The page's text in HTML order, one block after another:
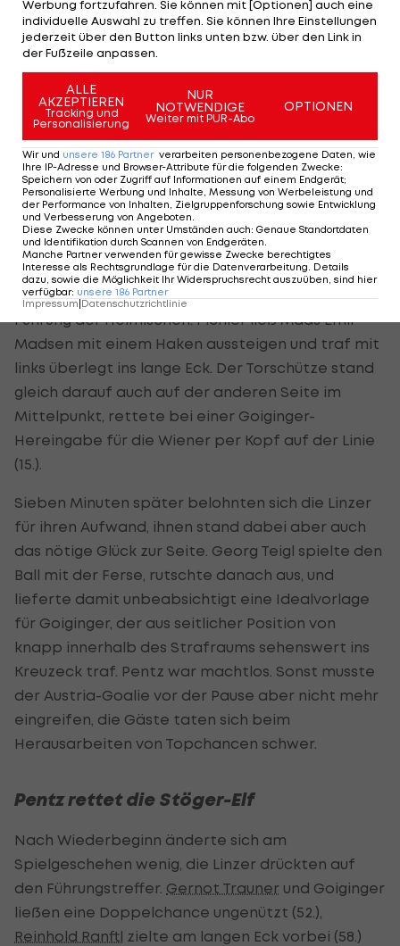
James Holland.
Traumtor von Goiginger
Nach einer Gedenkminute für den verstorbenen
Ex-ÖFB-Teamchefs Otto Baric nahm die Partie
grundsätzlich den erwarteten Lauf. Die
Oberösterreicher hatten deutlich mehr
Ballbesitz, diktierten das Geschehen und ließen
das Leder gut laufen, die Wiener lauerten auf
Konter.
Der erste davon führte gleich zur überraschenden
Führung der Heimischen. Pichler ließ Mads Emil
Madsen mit einem Haken aussteigen und traf mit
links überlegt ins lange Eck. Der Torschütze stand
gleich darauf auch auf der anderen Seite im
Mittelpunkt, rettete bei einer Goiginger-
Hereingabe für die Wiener per Kopf auf der Linie
(15.).
Sieben Minuten später belohnten sich die Linzer
für ihren Aufwand, ihnen stand dabei aber auch
das nötige Glück zur Seite. Georg Teigl spielte den
Ball mit der Ferse, rutschte danach aus, und
lieferte damit unbeabsichtigt eine Idealvorlage
für Goiginger, der aus seitlicher Position von
knapp innerhalb des Strafraums sehenswert ins
Kreuzeck traf. Pentz war machtlos. Sonst musste
der Austria-Goalie vor der Pause aber nicht mehr
eingreifen, die Gäste taten sich beim
Herausarbeiten von Topchancen schwer.
Pentz rettet die Stöger-Elf
Nach Wiederbeginn änderte sich am
Spielgeschehen wenig, die Linzer drückten auf
den Führungstreffer. Gernot Trauner und Goiginger
ließen eine Doppelchance ungenützt (52.),
Reinhold Ranftl zielte am langen Eck vorbei (58.)
Werbung fortzufahren. Sie können mit [Optionen] auch eine
individuelle Auswahl zu treffen. Sie können Ihre Einstellungen
jederzeit über den Button links unten bzw. über den Link in
der Fußzeile anpassen.
ALLE
AKZEPTIEREN
Tracking und
Personalisierung
NUR
NOTWENDIGE
Weiter mit PUR-Abo
OPTIONEN
Wir und unsere 186 Partner verarbeiten personenbezogene Daten, wie
Ihre IP-Adresse und Browser-Attribute für die folgenden Zwecke:
Speichern von oder Zugriff auf Informationen auf einem Endgerät;
Personalisierte Werbung und Inhalte, Messung von Werbeleistung und
der Performance von Inhalten, Zielgruppenforschung sowie Entwicklung
und Verbesserung von Angeboten.
Diese Zwecke können unter Umständen auch: Genaue Standortdaten
und Identifikation durch Scannen von Endgeräten.
Manche Partner verwenden für gewisse Zwecke berechtigtes
Interesse als Rechtsgrundlage für die Datenverarbeitung. Details
dazu, sowie die Möglichkeit Ihr Widerspruchsrecht auszuüben, sind hier
verfügbar: unsere 186 Partner
Impressum Datenschutzrichtlinie